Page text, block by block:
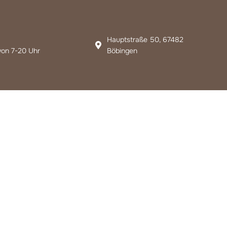
7-20 Uhr
Hauptstraße 50, 67482
Böbingen